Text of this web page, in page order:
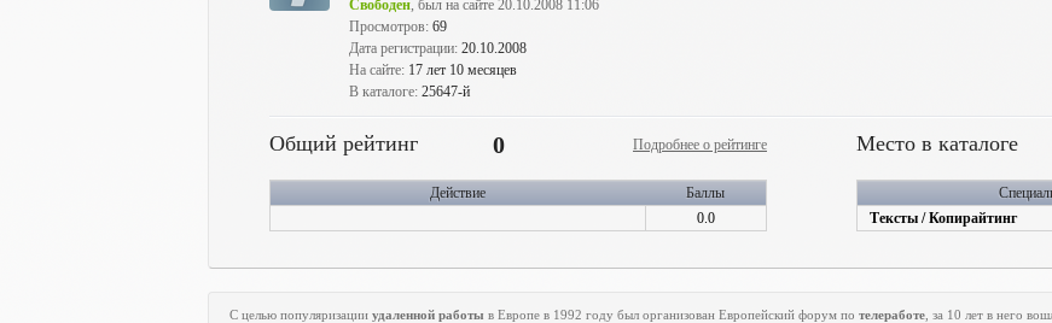
Свободен, был на сайте 20.10.2008 11:06
Просмотров: 69
Дата регистрации: 20.10.2008
На сайте: 17 лет 10 месяцев
В каталоге: 25647-й
Общий рейтинг 0 Подробнее о рейтинге
Действие
Баллы
0.0
Место в каталоге
Тексты / Копирайтинг
С целью популяризации удаленной работы в Европе в 1992 году был организован Европейский форум по телеработе , за 10 лет в него